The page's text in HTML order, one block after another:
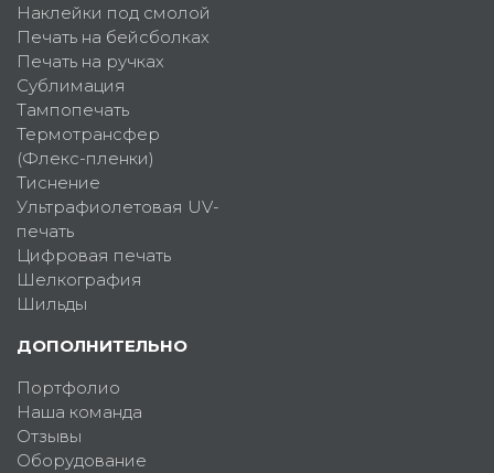
Наклейки под смолой
Печать на бейсболках
Печать на ручках
Сублимация
Тампопечать
Термотрансфер
(Флекс-пленки)
Тиснение
Ультрафиолетовая UV-
печать
Цифровая печать
Шелкография
Шильды
ДОПОЛНИТЕЛЬНО
Портфолио
Наша команда
Отзывы
Оборудование